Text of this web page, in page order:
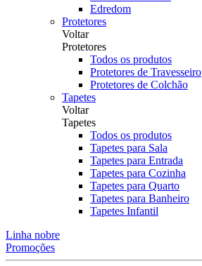
Edredom
Protetores
Voltar
Protetores
Todos os produtos
Protetores de Travesseiro
Protetores de Colchão
Tapetes
Voltar
Tapetes
Todos os produtos
Tapetes para Sala
Tapetes para Entrada
Tapetes para Cozinha
Tapetes para Quarto
Tapetes para Banheiro
Tapetes Infantil
Linha nobre
Promoções